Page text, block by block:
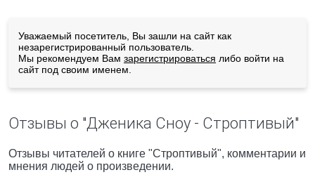
Уважаемый посетитель, Вы зашли на сайт как
незарегистрированный пользователь.
Мы рекомендуем Вам зарегистрироваться либо войти на
сайт под своим именем.
Отзывы о "Дженика Сноу - Строптивый"
Отзывы читателей о книге "Строптивый", комментарии и
мнения людей о произведении.